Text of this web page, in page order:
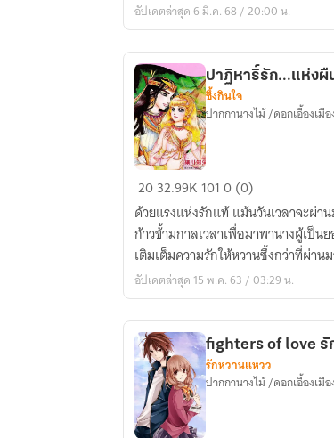
อัปเดตล่าสุด 6 มี.ค. 68 / 20:00 น.
ปาฏิ
หา
ริ์
รัก...แห่ง
ผืน
ทราย
ปาฏิหาริ์รัก...แห่งผื
ซึ้งกินใจ
ปากกานางไม้ /ดอกเอื้องเมื
2032.99K 1010 (0)
ด้วยแรงแห่งรักแท้ แม้นวันเวลาจะผ่
ก้าวข้้ามกาลเวลาเพื่อมาพานางผู้เป็
เติมเต็มความรักให้หวานซึ้งกว่าที่ผ่าน
อัปเดตล่าสุด 15 พ.ค. 63 / 03:29 น.
รักหวานแหวว
ปากกานางไม้ /ดอกเอื้องเมื